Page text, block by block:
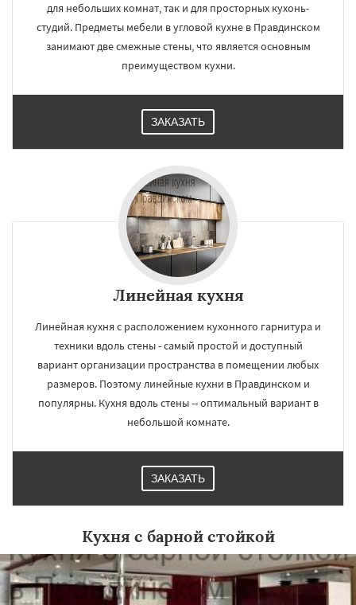
для небольших комнат, так и для просторных кухонь-
студий. Предметы мебели в угловой кухне в Правдинском
занимают две смежные стены, что является основным
преимуществом кухни.
ЗАКАЗАТЬ
Линейная кухня
Линейная кухня с расположением кухонного гарнитура и
техники вдоль стены - самый простой и доступный
вариант организации пространства в помещении любых
размеров. Поэтому линейные кухни в Правдинском и
популярны. Кухня вдоль стены -- оптимальный вариант в
небольшой комнате.
ЗАКАЗАТЬ
Кухня с барной стойкой